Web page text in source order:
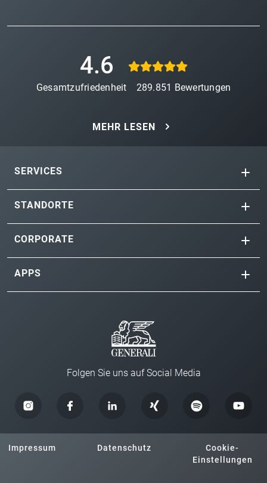
4.6
Gesamtzufriedenheit 289.851 Bewertungen
MEHR LESEN
SERVICES
STANDORTE
CORPORATE
APPS
Folgen Sie uns auf Social Media
Impressum Datenschutz
Cookie-
Einstellungen